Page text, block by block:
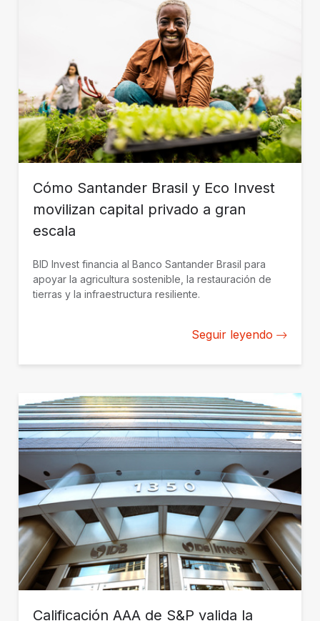
Cómo Santander Brasil y Eco Invest
movilizan capital privado a gran
escala
BID Invest financia al Banco Santander Brasil para
apoyar la agricultura sostenible, la restauración de
tierras y la infraestructura resiliente.
Seguir leyendo
Calificación AAA de S&P valida la